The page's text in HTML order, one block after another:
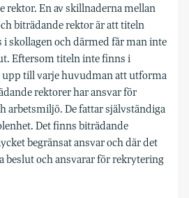
rektor. En av skillnaderna mellan
biträdande rektor är att titeln
i skollagen och därmed får man inte
Eftersom titeln inte finns i
till varje huvudman att utforma
rektorer har ansvar för
arbetsmiljö. De fattar självständiga
Det finns biträdande
begränsat ansvar och där det
beslut och ansvarar för rekrytering